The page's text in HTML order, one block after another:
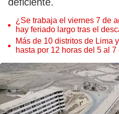
¿Se trabaja el viernes 7 de
hay feriado largo tras el
Más de 10 distritos de Lima
hasta por 12 horas del 5 al